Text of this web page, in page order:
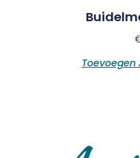
Toevoegen